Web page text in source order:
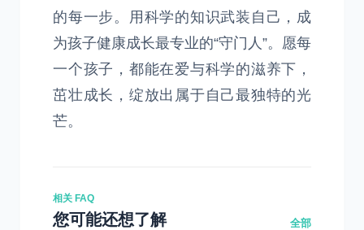
的每一步。用科学的知识武装自己，成
为孩子健康成长最专业的“守门人”。愿每
一个孩子，都能在爱与科学的滋养下，
茁壮成长，绽放出属于自己最独特的光
芒。
相关 FAQ
您可能还想了解 全部